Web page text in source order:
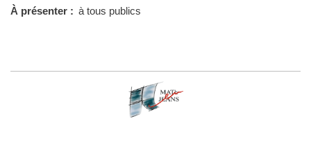
présentation
À présenter à tous publics